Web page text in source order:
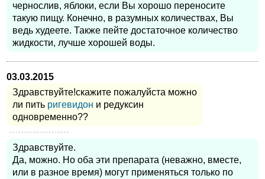
чернослив, яблоки, если Вы хорошо переносите
такую пищу. Конечно, в разумных количествах, Вы
ведь худеете. Также пейте достаточное количество
жидкости, лучше хорошей воды.
03.03.2015
Здравствуйте!скажите пожалуйста можно
ли пить ригевидон и редуксин
одновременно??
Здравствуйте.
Да, можно. Но оба эти препарата (неважно, вместе,
или в разное время) могут применяться только по